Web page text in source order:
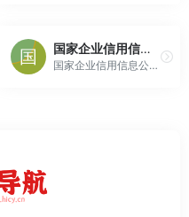
国家企业信用信息公示系统
国家企业信用信息公示系统